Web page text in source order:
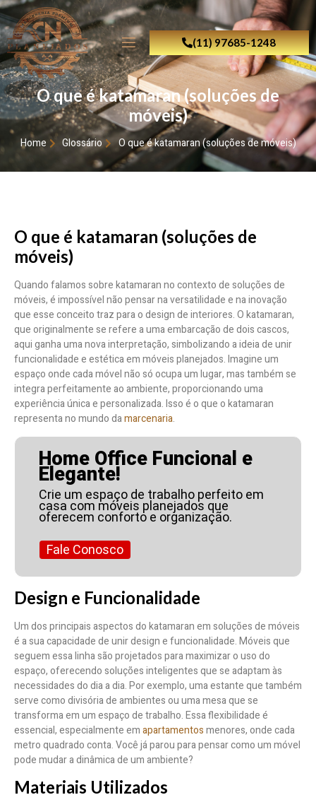
(11) 97685-1248
O que é katamaran (soluções de
móveis)
Home Glossário O que é katamaran (soluções de móveis)
O que é katamaran (soluções de
móveis)
Quando falamos sobre katamaran no contexto de soluções de
móveis, é impossível não pensar na versatilidade e na inovação
que esse conceito traz para o design de interiores. O katamaran,
que originalmente se refere a uma embarcação de dois cascos,
aqui ganha uma nova interpretação, simbolizando a ideia de unir
funcionalidade e estética em móveis planejados. Imagine um
espaço onde cada móvel não só ocupa um lugar, mas também se
integra perfeitamente ao ambiente, proporcionando uma
experiência única e personalizada. Isso é o que o katamaran
representa no mundo damarcenaria.
Home Office Funcional e
Elegante!
Crie um espaço de trabalho perfeito em
casa com móveis planejados que
oferecem conforto e organização.
Fale Conosco
Design e Funcionalidade
Um dos principais aspectos do katamaran em soluções de móveis
é a sua capacidade de unir design e funcionalidade. Móveis que
seguem essa linha são projetados para maximizar o uso do
espaço, oferecendo soluções inteligentes que se adaptam às
necessidades do dia a dia. Por exemplo, uma estante que também
serve como divisória de ambientes ou uma mesa que se
transforma em um espaço de trabalho. Essa flexibilidade é
essencial, especialmente emapartamentosmenores, onde cada
metro quadrado conta. Você já parou para pensar como um móvel
pode mudar a dinâmica de um ambiente?
Materiais Utilizados